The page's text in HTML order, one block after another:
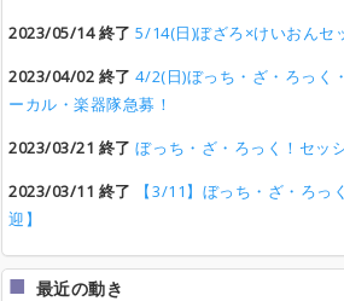
2023/05/14 終了 5/14(日)ぼざろ×けいおんセ
2023/04/02 終了 4/2(日)ぼっち・ざ・ろっく
ーカル・楽器隊急募！
2023/03/21 終了 ぼっち・ざ・ろっく！セッ
2023/03/11 終了
【3/11】ぼっち・ざ・ろっ
迎】
最近の動き